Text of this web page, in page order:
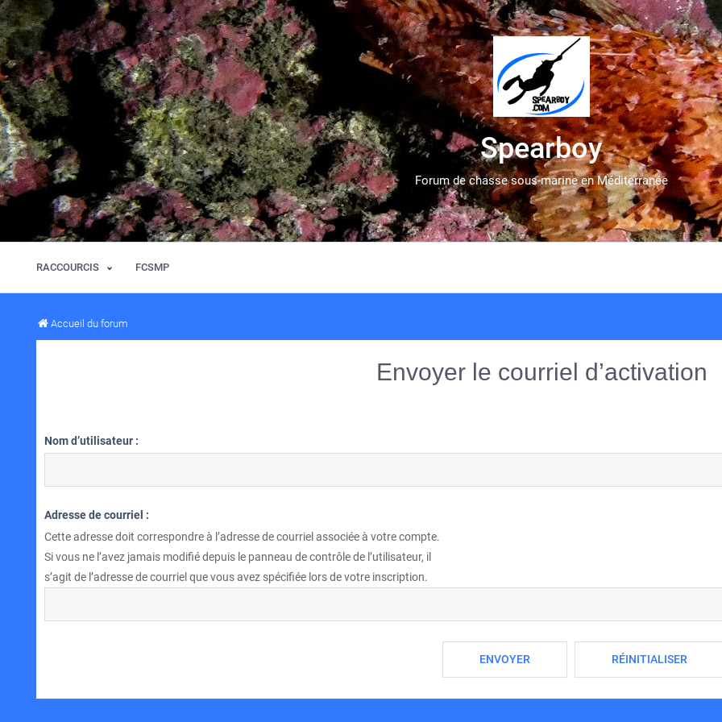
Spearboy
Forum de chasse sous-marine en Méditerranée
RACCOURCIS FCSMP
Accueil du forum
Envoyer le courriel d’activation
Nom d’utilisateur :
Adresse de courriel :
Cette adresse doit correspondre à l’adresse de courriel associée à votre compte.
Si vous ne l’avez jamais modifié depuis le panneau de contrôle de l’utilisateur, il
s’agit de l’adresse de courriel que vous avez spécifiée lors de votre inscription.